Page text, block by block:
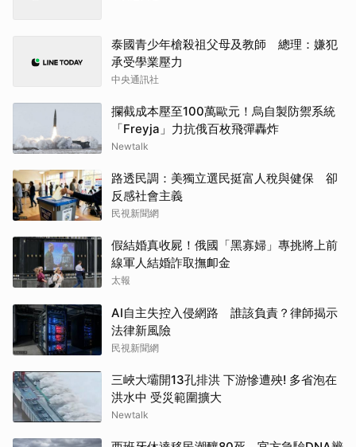
泰國青少年槍殺祖父母及教師 總理：嫌犯
承受學業壓力
中央通訊社
攔截成本壓至100萬歐元！烏自製防禦系統
「Freyja」力抗俄百枚飛彈轟炸
Newtalk
路透民調：美獨立選民挺富人稅與健保 卻
反感社會主義
民視新聞網
假結婚真收屍！俄國「黑寡婦」專挑將上前
線軍人結婚詐取撫卹金
太報
AI自主失控入侵網路 誰該負責？律師揭示
法律新風險
民視新聞網
三峽大壩開13孔排洪 下游慘遭殃! 多省泡在
洪水中 受災範圍擴大
Newtalk